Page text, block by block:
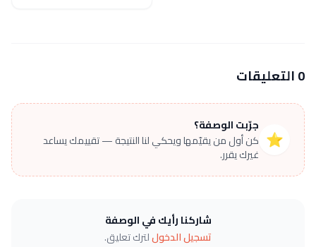
0 التعليقات
⭐
جرّبت الوصفة؟
كن أول من يقيّمها ويحكي لنا النتيجة — تقييمك يساعد
غيرك يقرر.
شاركنا رأيك في الوصفة
تسجيل الدخوللترك تعليق.